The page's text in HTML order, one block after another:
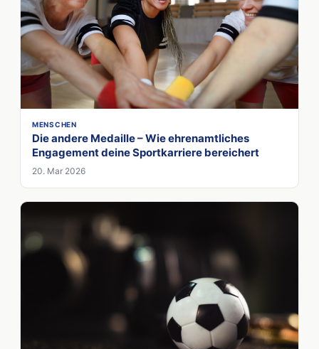
MENSCHEN
Die andere Medaille – Wie ehrenamtliches
Engagement deine Sportkarriere bereichert
20. Mar 2026